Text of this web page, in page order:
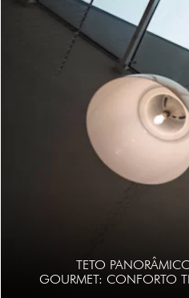
TETO
GOURMET: CONFORTO